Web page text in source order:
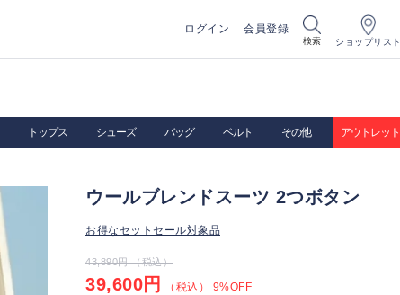
ログイン 会員登録
検索 ショップリスト
トップス シューズ バッグ ベルト その他 アウトレット
ウールブレンドスーツ 2つボタン
お得なセットセール対象品
43,890円 （税込）
39,600円 （税込） 9%OFF